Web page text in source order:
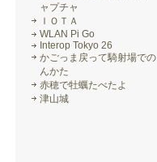
ャプチャ
ＩＯＴＡ
WLAN Pi Go
Interop Tokyo 26
かごっま戻って騎射場での
んかた
赤穂で牡蠣たべたよ
津山城